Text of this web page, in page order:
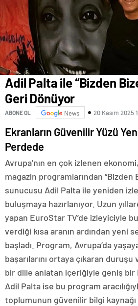
Adil Palta ile “Bizden
Geri Dönüyor
ABONE OL News 20 Kasım 2025
Ekranların Güvenilir Yüzü
Perdede
Avrupa’nın en çok izlenen
magazin programlarından “Bizden
sunucusu Adil Palta ile yeniden
buluşmaya hazırlanıyor. Uzun
yapan EuroStar TV’de izleyiciyle
verdiği kısa aranın ardından yeni
başladı. Program, Avrupa’da
başarılarını ortaya çıkaran
bir dille anlatan içeriğiyle geniş bir
Adil Palta ise bu program
toplumunun güvenilir bilgi